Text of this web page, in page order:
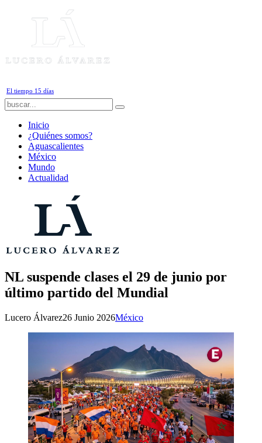
El tiempo 15 días
Inicio
¿Quiénes somos?
Aguascalientes
México
Mundo
Actualidad
NL suspende clases el 29 de junio por
último partido del Mundial
Lucero Álvarez26 Junio 2026México